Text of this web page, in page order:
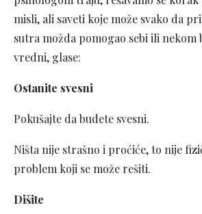
misli, ali saveti koje može svako da
sutra možda pomogao sebi ili nekom
vredni, glase:
Ostanite svesni
Pokušajte da budete svesni.
Ništa nije strašno i proćiće, to nije
problem koji se može rešiti.
Dišite